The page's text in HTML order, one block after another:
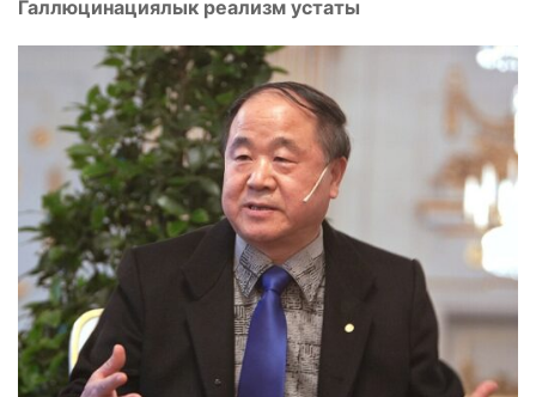
Галлюцинациялык реализм устаты